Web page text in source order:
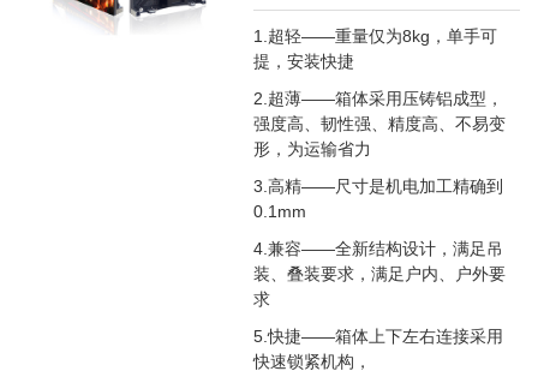
1.超轻——重量仅为8kg，单手可
提，安装快捷
2.超薄——箱体采用压铸铝成型，
强度高、韧性强、精度高、不易变
形，为运输省力
3.高精——尺寸是机电加工精确到
0.1mm
4.兼容——全新结构设计，满足吊
装、叠装要求，满足户内、户外要
求
5.快捷——箱体上下左右连接采用
快速锁紧机构，